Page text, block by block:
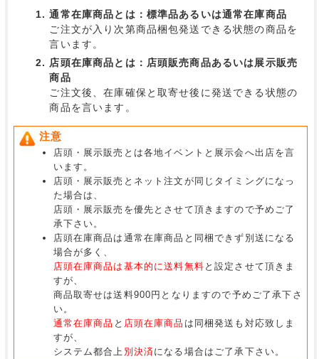
通常在庫商品とは：標準品あるいは通常在庫商品
ご注文が入り次第商品梱包発送できる状態の商品を
言います。
店頭在庫商品とは：店頭販売商品あるいは展示販売
商品
ご注文後、在庫確保と取寄せ後に発送できる状態の
商品を言います。
注意
店頭・展示販売とは各地イベントと展示会へ出店を言
います。
店頭・展示販売とネット注文が同じタイミングになっ
た場合は、
店頭・展示販売を優先とさせて頂きますので予めご了
承下さい。
店頭在庫商品は通常在庫商品と同梱できず別送になる
場合が多く、
店頭在庫商品は基本的に送料無料 と設定させて頂きま
すが、
商品取寄せは送料900円となりますので予めご了承下さ
い。
通常在庫商品 と 店頭在庫商品 は同梱発送も対応致しま
すが、
システム都合上 別決済 になる場合はご了承下さい。